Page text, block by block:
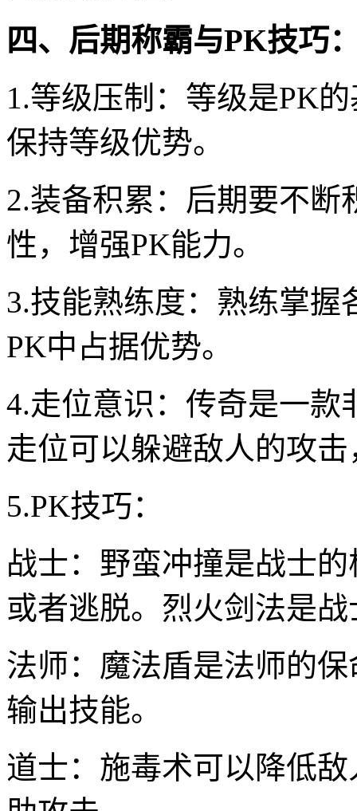
四、后期称霸与PK技巧
1.等级压制：等级是PK
保持等级优势。
2.装备积累：后期要不
性，增强PK能力。
3.技能熟练度：熟练掌
PK中占据优势。
4.走位意识：传奇是一款
走位可以躲避敌人的攻
5.PK技巧：
战士：野蛮冲撞是战士
或者逃脱。烈火剑法是
法师：魔法盾是法师的
输出技能。
道士：施毒术可以降低